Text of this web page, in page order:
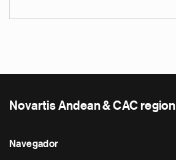
Novartis Andean & CAC region
Navegador